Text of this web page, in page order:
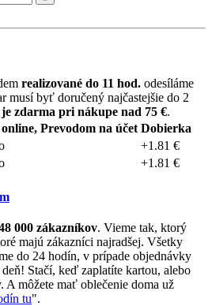
realizované do 11 hod. odesíláme
musí byť doručený najčastejšie do 2
zdarma pri nákupe nad 75 €.
Prevodom na účet Dobierka
+1.81 €
+1.81 €
000 zákazníkov. Vieme tak, ktorý
majú zákazníci najradšej. Všetky
do 24 hodín, v prípade objednávky
Stačí, keď zaplatíte kartou, alebo
A môžete mať oblečenie doma už
tu".